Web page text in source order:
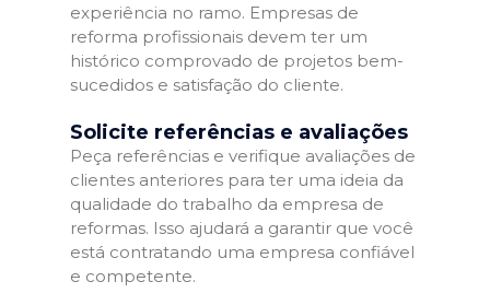
experiência no ramo. Empresas de
reforma profissionais devem ter um
histórico comprovado de projetos bem-
sucedidos e satisfação do cliente.
Solicite referências e avaliações
Peça referências e verifique avaliações de
clientes anteriores para ter uma ideia da
qualidade do trabalho da empresa de
reformas. Isso ajudará a garantir que você
está contratando uma empresa confiável
e competente.